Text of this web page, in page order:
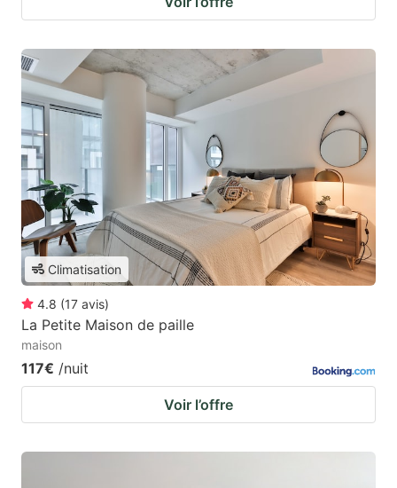
Climatisation
4.8 (17 avis)
La Petite Maison de paille
maison
117€ /nuit
Voir l’offre